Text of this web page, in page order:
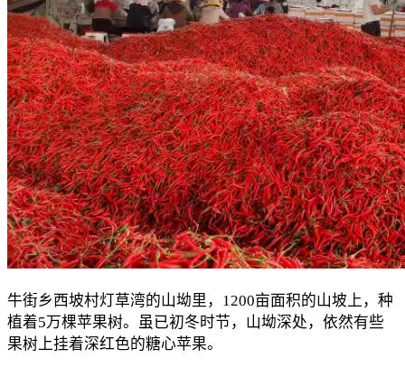
牛街乡西坡村灯草湾的山坳里，1200亩面积的山坡上，种
植着5万棵苹果树。虽已初冬时节，山坳深处，依然有些
果树上挂着深红色的糖心苹果。